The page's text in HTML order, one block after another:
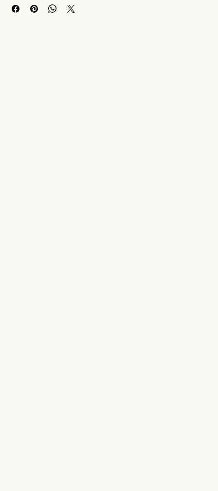
variieren. Der Duft ist natürlich, nicht synthetisch, das macht jede Mischung
einzigartig.